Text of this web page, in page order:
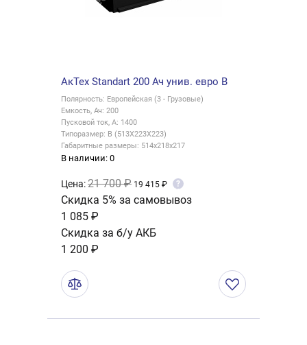
АкТех Standart 200 Ач унив. евро B
Полярность: Европейская (3 - Грузовые)
Емкость, Ач: 200
Пусковой ток, А: 1400
Типоразмер: B (513X223X223)
Габаритные размеры: 514x218x217
В наличии: 0
Цена:21 700 ₽ 19 415 ₽ ?
Скидка 5% за самовывоз
1 085 ₽
Скидка за б/у АКБ
1 200 ₽